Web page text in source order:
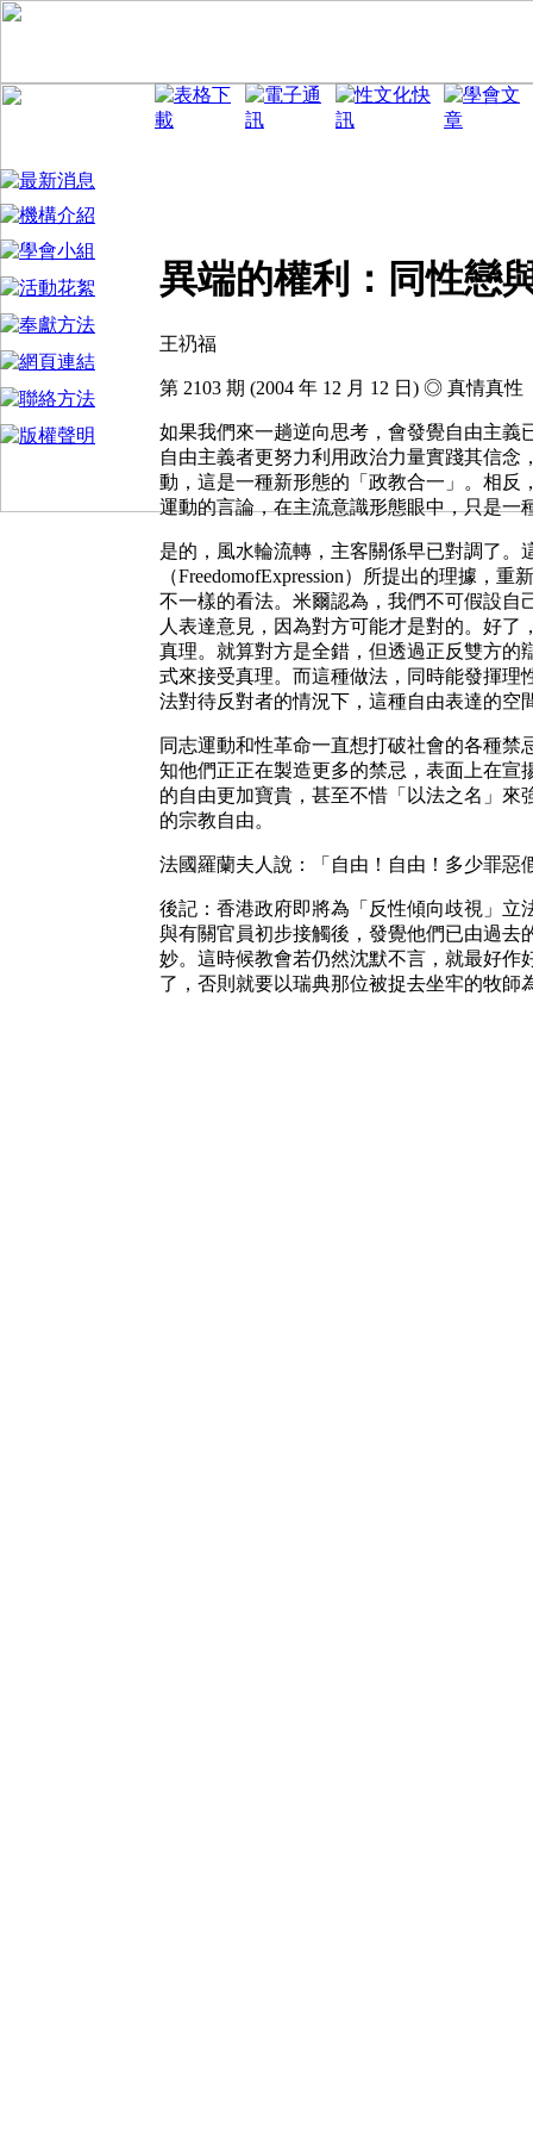
異端的權利：同性戀
王礽福
第 2103 期 (2004 年 12 月 12 日) ◎ 真情真性
如果我們來一趟逆向思考，會發覺自由主義
自由主義者更努力利用政治力量實踐其信
動，這是一種新形態的「政教合一」。相反
運動的言論，在主流意識形態眼中，只是一
是的，風水輪流轉，主客關係早已對調了。
（FreedomofExpression）所提出的理據，
不一樣的看法。米爾認為，我們不可假設自
人表達意見，因為對方可能才是對的。好
真理。就算對方是全錯，但透過正反雙方的
式來接受真理。而這種做法，同時能發揮理
法對待反對者的情況下，這種自由表達的空
同志運動和性革命一直想打破社會的各種
知他們正正在製造更多的禁忌，表面上在宣
的自由更加寶貴，甚至不惜「以法之名」
的宗教自由。
法國羅蘭夫人說：「自由！自由！多少罪惡
後記：香港政府即將為「反性傾向歧視」立
與有關官員初步接觸後，發覺他們已由過去
妙。這時候教會若仍然沈默不言，就最好作
了，否則就要以瑞典那位被捉去坐牢的牧師